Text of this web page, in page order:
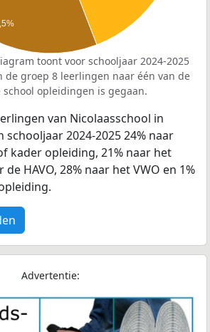
toont voor schooljaar 2024-2025
de groep 8 leerlingen naar één van de
opleidingen is gegaan.
van Nicolaasschool in
2024-2025 24% naar
kader opleiding, 21% naar het
de HAVO, 28% naar het VWO en 1%
Advertentie: